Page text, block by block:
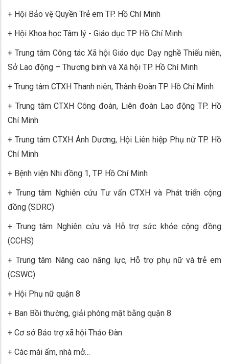
+ Hội Bảo vệ Quyền Trẻ em TP. Hồ Chí Minh
+ Hội Khoa học Tâm lý - Giáo dục TP. Hồ Chí Minh
+ Trung tâm Công tác Xã hội Giáo dục Dạy nghề Thiếu niên,
Sở Lao động – Thương binh và Xã hội TP. Hồ Chí Minh
+ Trung tâm CTXH Thanh niên, Thành Đoàn TP. Hồ Chí Minh
+ Trung tâm CTXH Công đoàn, Liên đoàn Lao động TP. Hồ
Chí Minh
+ Trung tâm CTXH Ánh Dương, Hội Liên hiệp Phụ nữ TP. Hồ
Chí Minh
+ Bệnh viện Nhi đồng 1, TP. Hồ Chí Minh
+ Trung tâm Nghiên cứu Tư vấn CTXH và Phát triển cộng
đồng (SDRC)
+ Trung tâm Nghiên cứu và Hỗ trợ sức khỏe cộng đồng
(CCHS)
+ Trung tâm Nâng cao năng lực, Hỗ trợ phụ nữ và trẻ em
(CSWC)
+ Hội Phụ nữ quận 8
+ Ban Bồi thường, giải phóng mặt bằng quận 8
+ Cơ sở Bảo trợ xã hội Thảo Đàn
+ Các mái ấm, nhà mở…